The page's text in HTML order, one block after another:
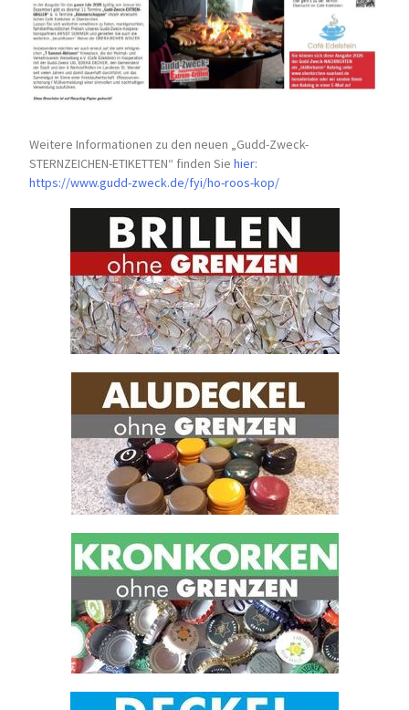
Weitere Informationen zu den neuen „Gudd-Zweck-
STERNZEICHEN-ETIKETTEN“ finden Siehier:
https://www.gudd-zweck.de/fyi/ho-roos-kop/